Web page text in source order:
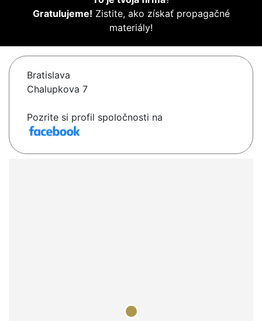
Gratulujeme! Zistite, ako získať propagačné
materiály!
Bratislava
Chalupkova 7
Pozrite si profil spoločnosti na